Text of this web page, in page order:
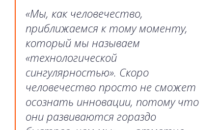
«Мы, как человечество,
приближаемся к тому моменту,
который мы называем
«технологической
сингулярностью». Скоро
человечество просто не сможет
осознать инновации, потому что
они развиваются гораздо